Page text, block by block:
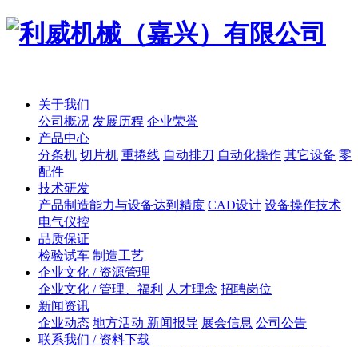
关于我们
公司概况 发展历程 企业荣誉
产品中心
分条机 切片机 重捲线 自动排刀 自动化操作 其它设备 零
配件
技术研发
产品制造能力与设备达到精度 CAD设计 设备操作技术
电气仪控
品质保证
检验试车 制造工艺
企业文化 / 资源管理
企业文化 / 管理、福利
人才理念 招聘岗位
新闻资讯
企业动态 地方活动 新闻报导 展会信息 公司公告
联系我们 / 资料下载